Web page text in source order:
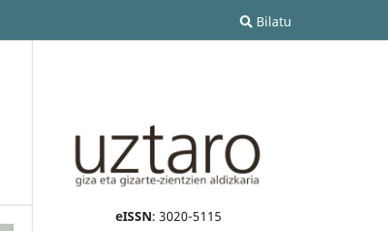
Bilatu
eISSN: 3020-5115